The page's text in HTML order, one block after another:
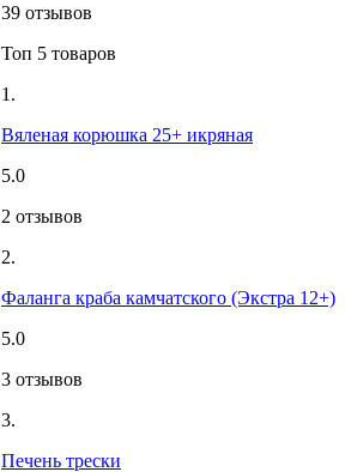
39 отзывов
Топ 5 товаров
1.
Вяленая корюшка 25+ икряная
5.0
2 отзывов
2.
Фаланга краба камчатского (Экстра 12+)
5.0
3 отзывов
3.
Печень трески